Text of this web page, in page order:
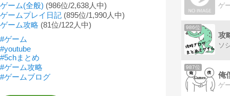
ゲーム(全般) (986位/2,638人中)
ゲームプレイ日記 (895位/1,990人中)
ゲーム攻略 (81位/122人中)
#ゲーム
#youtube
#5chまとめ
#ゲーム攻略
#ゲームブログ
ゲ
986位
攻
987位
俺